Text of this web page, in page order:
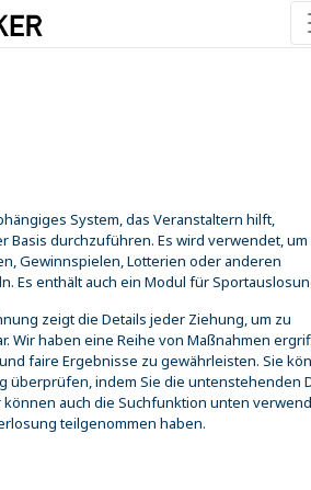
System, das Veranstaltern hilft,
Basis durchzuführen. Es wird verwendet, um
Gewinnspielen, Lotterien oder anderen
Es enthält auch ein Modul für
zeigt die Details jeder Ziehung, um zu
Wir haben eine Reihe von Maßnahmen
faire Ergebnisse zu gewährleisten. Sie
überprüfen, indem Sie die untenstehenden
auch die Suchfunktion unten
teilgenommen haben.